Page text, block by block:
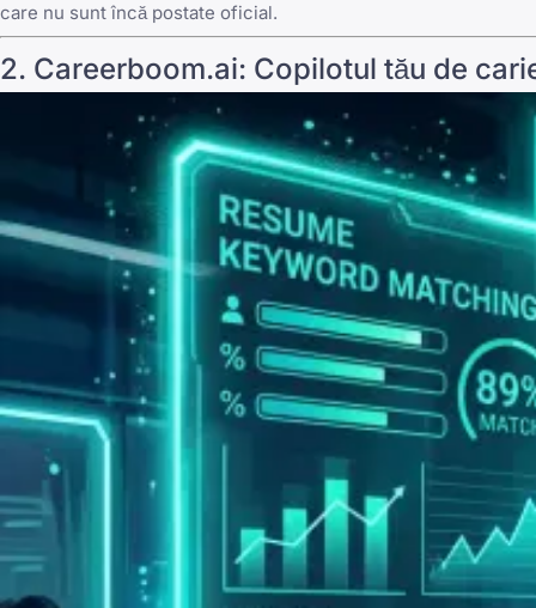
care nu sunt încă postate oficial.
2. Careerboom.ai: Copilotul tău de